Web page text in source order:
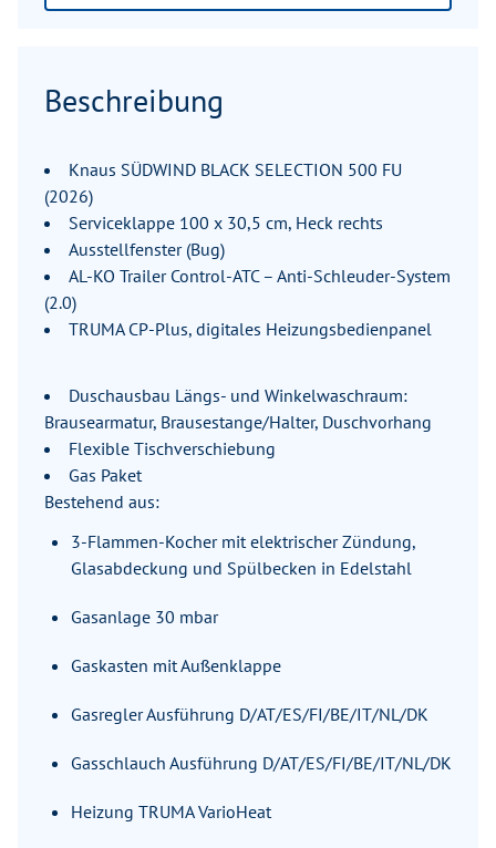
Beschreibung
Knaus SÜDWIND BLACK SELECTION 500 FU
(2026)
Serviceklappe 100 x 30,5 cm, Heck rechts
Ausstellfenster (Bug)
AL-KO Trailer Control-ATC – Anti-Schleuder-System
(2.0)
TRUMA CP-Plus, digitales Heizungsbedienpanel
Duschausbau Längs- und Winkelwaschraum:
Brausearmatur, Brausestange/Halter, Duschvorhang
Flexible Tischverschiebung
Gas Paket
Bestehend aus:
3-Flammen-Kocher mit elektrischer Zündung,
Glasabdeckung und Spülbecken in Edelstahl
Gasanlage 30 mbar
Gaskasten mit Außenklappe
Gasregler Ausführung D/AT/ES/FI/BE/IT/NL/DK
Gasschlauch Ausführung D/AT/ES/FI/BE/IT/NL/DK
Heizung TRUMA VarioHeat